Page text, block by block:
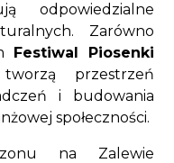
odpowiedzialne
Zarówno
Festiwal Piosenki
przestrzeń
i budowania
społeczności.
na Zalewie